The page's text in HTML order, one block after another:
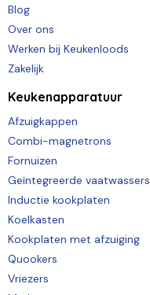
Blog
Over ons
Werken bij Keukenloods
Zakelijk
Keukenapparatuur
Afzuigkappen
Combi-magnetrons
Fornuizen
Geïntegreerde vaatwassers
Inductie kookplaten
Koelkasten
Kookplaten met afzuiging
Quookers
Vriezers